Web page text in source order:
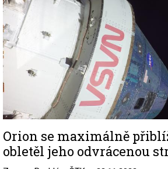
Orion se maximálně
obletěl jeho odvrácenou